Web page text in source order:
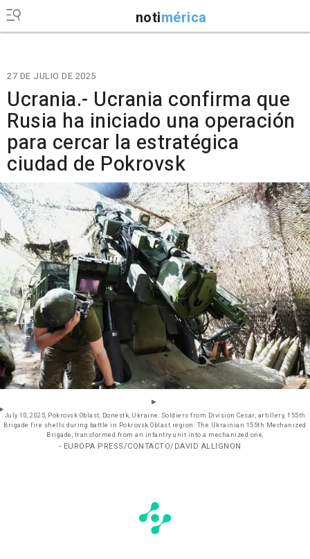
notimérica
27 DE JULIO DE 2025
Ucrania.- Ucrania confirma que
Rusia ha iniciado una operación
para cercar la estratégica
ciudad de Pokrovsk
July 10, 2025, Pokrovsk Oblast, Donestk, Ukraine: Soldiers from Division Cesar, artillery, 155th
Brigade fire shells during battle in Pokrovsk Oblast region. The Ukrainian 155th Mechanized
Brigade, transformed from an infantry unit into a mechanized one,
- EUROPA PRESS/CONTACTO/DAVID ALLIGNON